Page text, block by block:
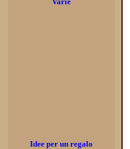
Idee per un regalo